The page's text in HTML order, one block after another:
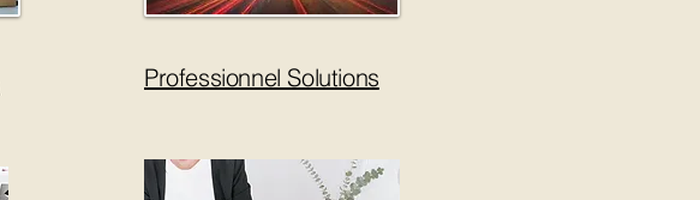
Professionnel Solutions